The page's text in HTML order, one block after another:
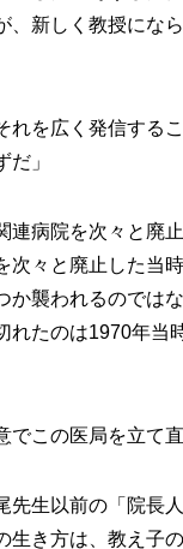
、新しく教授にな
れを広く発信す
」
連病院を次々と廃
次々と廃止した当
か襲われるのでは
れたのは1970年
でこの医局を立て
先生以前の「院長
生き方は、教え子